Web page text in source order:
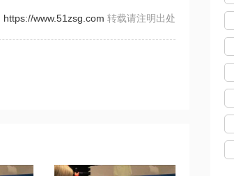
https://www.51zsg.com 转载请注明出处